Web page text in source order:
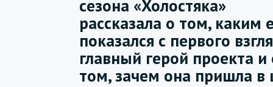
сезона «Холостяка»
рассказала о том, каким
показался с первого
главный герой проекта и
том, зачем она пришла в